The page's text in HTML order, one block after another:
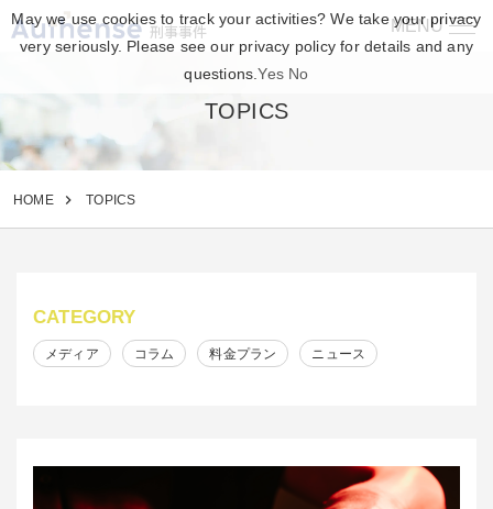
MENU
刑事事件
TOPICS
HOME TOPICS
CATEGORY
メディア コラム 料金プラン ニュース
May we use cookies to track your activities? We take your privacy
very seriously. Please see our privacy policy for details and any
questions.Yes No